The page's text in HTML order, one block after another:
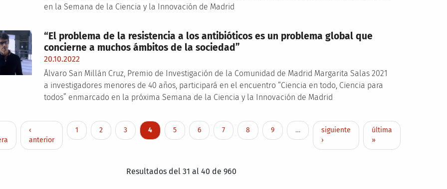
en la Semana de la Ciencia y la Innovación de Madrid
“El problema de la resistencia a los antibióticos es un problema global que
concierne a muchos ámbitos de la sociedad”
20.10.2022
Álvaro San Millán Cruz, Premio de Investigación de la Comunidad de Madrid Margarita Salas 2021
a investigadores menores de 40 años, participará en el encuentro “Ciencia en todo, Ciencia para
todos” enmarcado en la próxima Semana de la Ciencia y la Innovación de Madrid
páginaPágina anterior
‹
anterior
Page
1 Page
2 Page
3 Página actual
4 Page
5 Page
6 Page
7 Page
8 Page
9 … Siguiente página
siguiente
›
Última página
última
»
Resultados del 31 al 40 de 960